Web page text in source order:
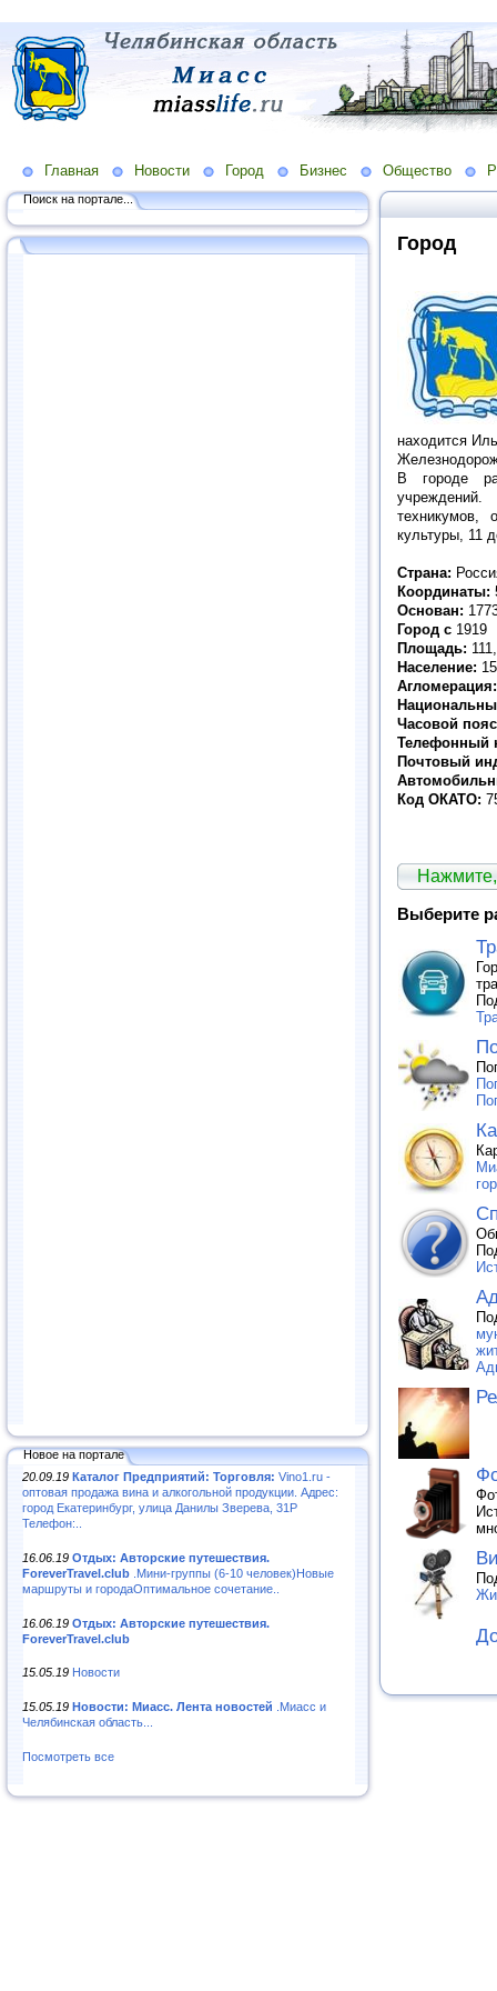
Главная Новости Город Бизнес Общество
Поиск на портале...
Новое на портале
20.09.19 Каталог Предприятий: Торговля: Vino1.ru -
оптовая продажа вина и алкогольной продукции. Адрес:
город Екатеринбург, улица Данилы Зверева, 31Р
Телефон:..
16.06.19 Отдых: Авторские путешествия.
ForeverTravel.club .Мини-группы (6-10 человек)Новые
маршруты и городаОптимальное сочетание..
16.06.19 Отдых: Авторские путешествия.
ForeverTravel.club
15.05.19 Новости
15.05.19 Новости: Миасс. Лента новостей .Миасс и
Челябинская область...
Посмотреть все
Город
находится
В городе
культуры, 11
Страна:
Координаты:
Основан:
Город с 1919
Площадь:
Население:
Агломерация:
Часовой
Телефонный
Почтовый
Код ОКАТО:
Выберите